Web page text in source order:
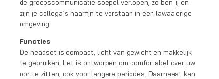
de groepscommunicatie soepel verlopen, zo ben jij en
zijn je collega’s haarfijn te verstaan in een lawaaierige
omgeving.
Functies
De headset is compact, licht van gewicht en makkelijk
te gebruiken. Het is ontworpen om comfortabel over uw
oor te zitten, ook voor langere periodes. Daarnaast kan